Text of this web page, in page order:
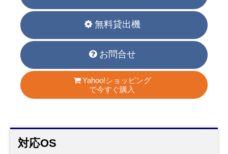
無料貸出機
お問合せ
Yahoo!ショッピング
で今すぐ購入
対応OS